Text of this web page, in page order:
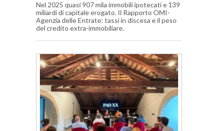
Nel 2025 quasi 907 mila immobili ipotecati e 139
miliardi di capitale erogato. Il Rapporto OMI-
Agenzia delle Entrate: tassi in discesa e il peso
del credito extra-immobiliare.